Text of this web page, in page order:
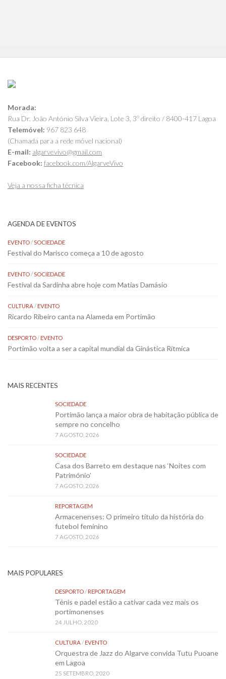
Morada:
Rua Dr. João António Silva Vieira, Lote 3, 3º direito / 8400-417 Lagoa
Telemóvel: 967 823 648
(Chamada para a rede móvel nacional)
E-mail: algarvevivo@gmail.com
Facebook: facebook.com/AlgarveVivo
Veja a nossa ficha técnica
AGENDA DE EVENTOS
EVENTO/SOCIEDADE
Festival do Marisco começa a 10 de agosto
EVENTO/SOCIEDADE
Festival da Sardinha abre hoje com Matias Damásio
CULTURA/EVENTO
Ricardo Ribeiro canta na Alameda em Portimão
DESPORTO/EVENTO
Portimão volta a ser a capital mundial da Ginástica Rítmica
MAIS RECENTES
SOCIEDADE
Portimão lança a maior obra de habitação pública de
sempre no concelho
7 AGOSTO, 2026
SOCIEDADE
Casa dos Barreto em destaque nas ‘Noites com
Património’
7 AGOSTO, 2026
REPORTAGEM
Armacenenses: O primeiro título da história do
futebol feminino
7 AGOSTO, 2026
MAIS POPULARES
DESPORTO/REPORTAGEM
Ténis e padel estão a cativar cada vez mais os
portimonenses
24 JULHO, 2020
CULTURA/EVENTO
Orquestra de Jazz do Algarve convida Tutu Puoane
em Lagoa
25 SETEMBRO, 2020